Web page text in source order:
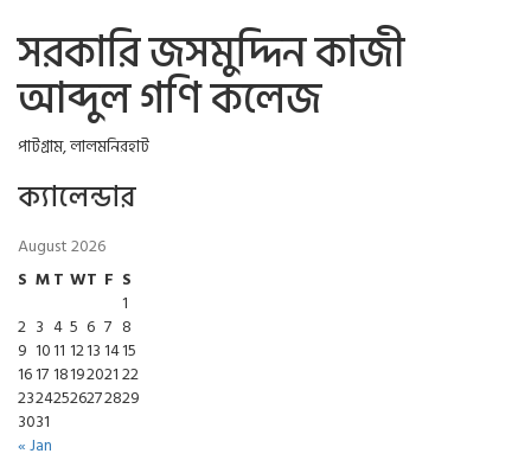
সরকারি জসমুদ্দিন কাজী
আব্দুল গণি কলেজ
পাটগ্রাম, লালমনিরহাট
ক্যালেন্ডার
August 2026
S MT WT F S
1
2 3 4 5 6 7 8
9 1011 12131415
16171819202122
23242526272829
3031
« Jan